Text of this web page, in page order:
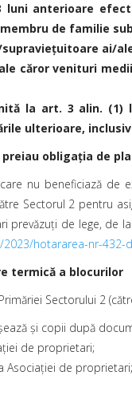
anterioare
de familie
ai/
căror venituri
la art. 3 alin.
ulterioare,
preiau obligația de
nu beneficiază
Sectorul 2 pentru
de lege, de
hotararea-nr-432-
termică a blocurilor
Sectorului 2
și copii după
de proprietari;
Asociației de proprietari;